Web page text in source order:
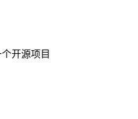
开源项目